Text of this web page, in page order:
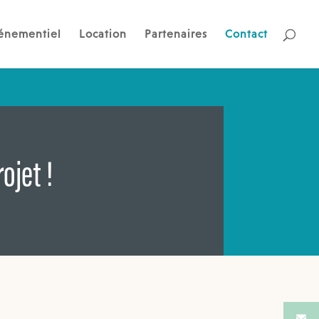
Location Partenaires Contact
!